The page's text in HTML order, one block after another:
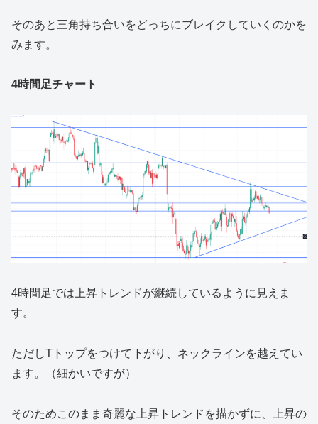
そのあと三角持ち合いをどっちにブレイクしていくのかを
みます。
4時間足チャート
4時間足では上昇トレンドが継続しているように見えま
す。
ただしTトップをつけて下がり、ネックラインを越えてい
ます。（細かいですが）
そのためこのまま奇麗な上昇トレンドを描かずに、上昇の